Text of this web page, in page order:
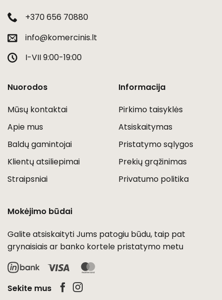
+370 656 70880
info@komercinis.lt
I-VII 9:00-19:00
Nuorodos
Mūsų kontaktai
Apie mus
Baldų gamintojai
Klientų atsiliepimai
Straipsniai
Informacija
Pirkimo taisyklės
Atsiskaitymas
Pristatymo sąlygos
Prekių grąžinimas
Privatumo politika
Mokėjimo būdai
Galite atsiskaityti Jums patogiu būdu, taip pat
grynaisiais ar banko kortele pristatymo metu
Visa
Sekite mus